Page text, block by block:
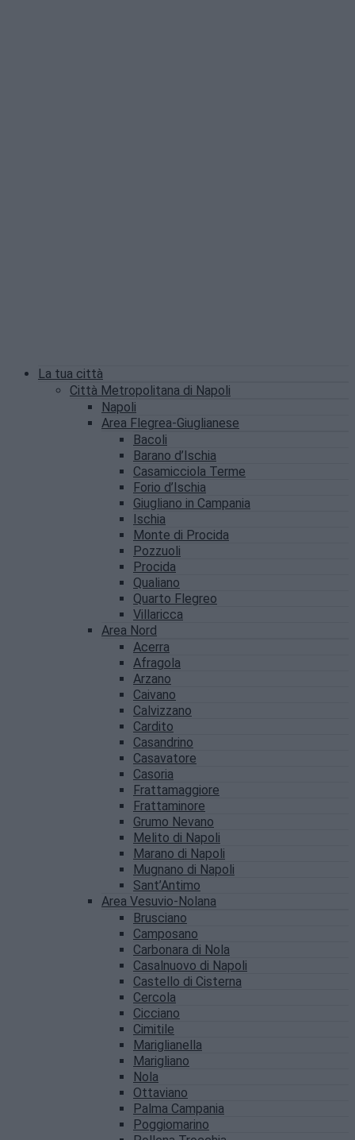
La tua città
Città Metropolitana di Napoli
Napoli
Area Flegrea-Giuglianese
Bacoli
Barano d’Ischia
Casamicciola Terme
Forio d’Ischia
Giugliano in Campania
Ischia
Monte di Procida
Pozzuoli
Procida
Qualiano
Quarto Flegreo
Villaricca
Area Nord
Acerra
Afragola
Arzano
Caivano
Calvizzano
Cardito
Casandrino
Casavatore
Casoria
Frattamaggiore
Frattaminore
Grumo Nevano
Melito di Napoli
Marano di Napoli
Mugnano di Napoli
Sant’Antimo
Area Vesuvio-Nolana
Brusciano
Camposano
Carbonara di Nola
Casalnuovo di Napoli
Castello di Cisterna
Cercola
Cicciano
Cimitile
Mariglianella
Marigliano
Nola
Ottaviano
Palma Campania
Poggiomarino